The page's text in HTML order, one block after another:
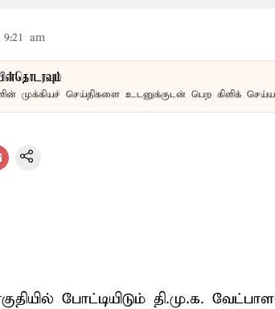
am
முக்கியச் செய்திகளை உடனுக்குடன் பெற கிளிக்
போட்டியிடும் தி.மு.க.